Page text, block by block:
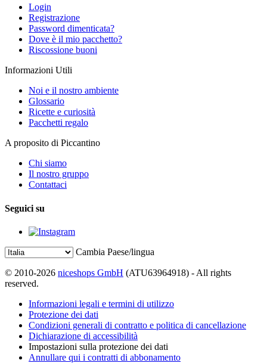
Login
Registrazione
Password dimenticata?
Dove è il mio pacchetto?
Riscossione buoni
Informazioni Utili
Noi e il nostro ambiente
Glossario
Ricette e curiosità
Pacchetti regalo
A proposito di Piccantino
Chi siamo
Il nostro gruppo
Contattaci
Seguici su
Cambia Paese/lingua
© 2010-2026 niceshops GmbH (ATU63964918) - All rights
reserved.
Informazioni legali e termini di utilizzo
Protezione dei dati
Condizioni generali di contratto e politica di cancellazione
Dichiarazione di accessibilità
Impostazioni sulla protezione dei dati
Annullare qui i contratti di abbonamento